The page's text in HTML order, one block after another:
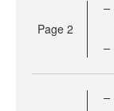
Page 2